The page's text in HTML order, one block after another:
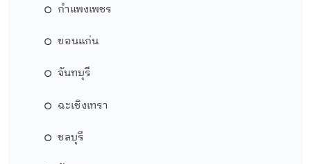
กำแพงเพชร
ขอนแก่น
จันทบุรี
ฉะเชิงเทรา
ชลบุรี